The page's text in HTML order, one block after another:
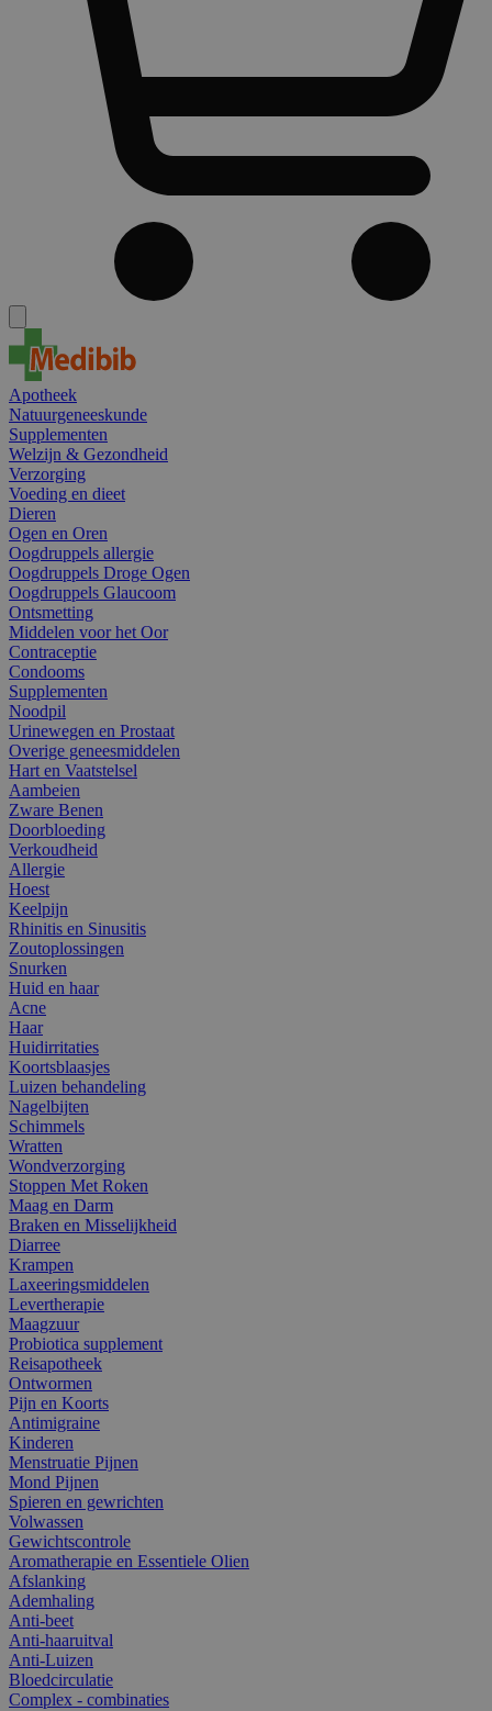
Apotheek
Natuurgeneeskunde
Supplementen
Welzijn & Gezondheid
Verzorging
Voeding en dieet
Dieren
Ogen en Oren
Oogdruppels allergie
Oogdruppels Droge Ogen
Oogdruppels Glaucoom
Ontsmetting
Middelen voor het Oor
Contraceptie
Condooms
Supplementen
Noodpil
Urinewegen en Prostaat
Overige geneesmiddelen
Hart en Vaatstelsel
Aambeien
Zware Benen
Doorbloeding
Verkoudheid
Allergie
Hoest
Keelpijn
Rhinitis en Sinusitis
Zoutoplossingen
Snurken
Huid en haar
Acne
Haar
Huidirritaties
Koortsblaasjes
Luizen behandeling
Nagelbijten
Schimmels
Wratten
Wondverzorging
Stoppen Met Roken
Maag en Darm
Braken en Misselijkheid
Diarree
Krampen
Laxeeringsmiddelen
Levertherapie
Maagzuur
Probiotica supplement
Reisapotheek
Ontwormen
Pijn en Koorts
Antimigraine
Kinderen
Menstruatie Pijnen
Mond Pijnen
Spieren en gewrichten
Volwassen
Gewichtscontrole
Aromatherapie en Essentiele Olien
Afslanking
Ademhaling
Anti-beet
Anti-haaruitval
Anti-Luizen
Bloedcirculatie
Complex - combinaties